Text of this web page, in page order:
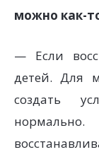
можно как-
— Если
детей. Для
создать